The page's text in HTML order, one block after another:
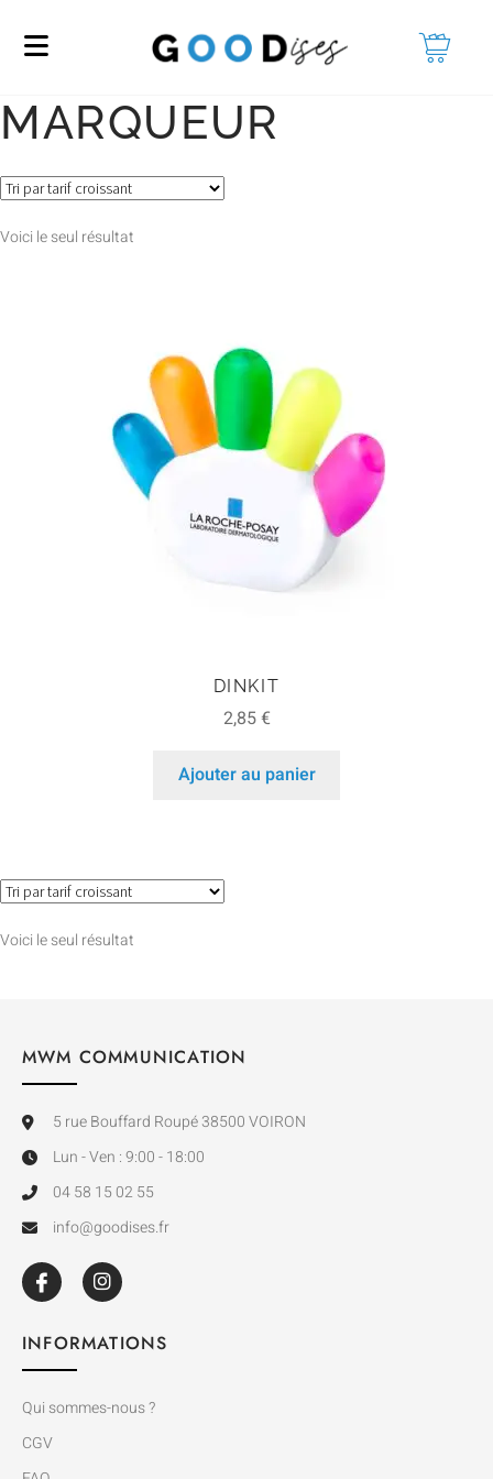
MARQUEUR
Voici le seul résultat
DINKIT
2,85€
Ajouter au panier
Voici le seul résultat
MWM COMMUNICATION
5 rue Bouffard Roupé 38500 VOIRON
Lun - Ven : 9:00 - 18:00
04 58 15 02 55
info@goodises.fr
INFORMATIONS
Qui sommes-nous ?
CGV